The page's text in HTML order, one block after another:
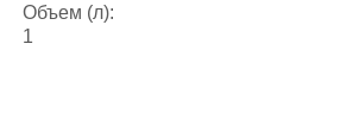
Объем (л):
1